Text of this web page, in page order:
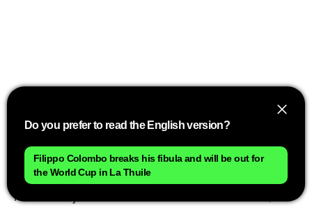
En otras palabras, si la pregunta es qué deporte
hace trabajar más al corazón minuto a minuto, la
Do you prefer to read the English version?
Filippo Colombo breaks his fibula and will be out for
the World Cup in La Thuile